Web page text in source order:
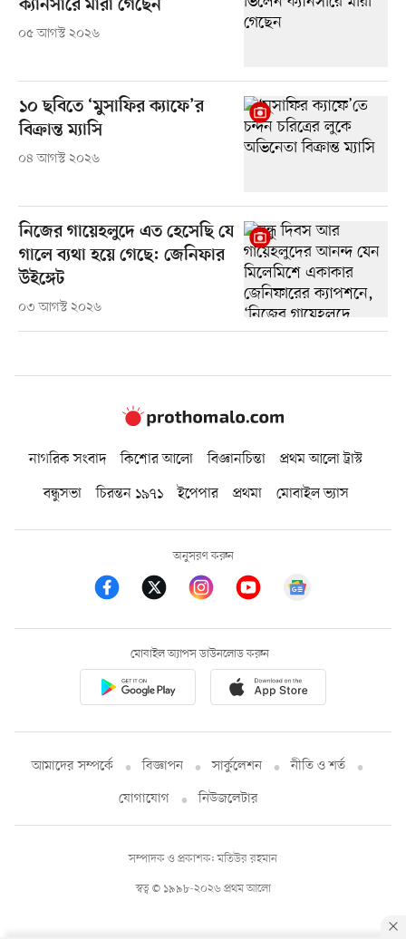
ক্যানসারে মারা গেছেন
০৫ আগস্ট ২০২৬
১০ ছবিতে ‘মুসাফির ক্যাফে’র
বিক্রান্ত ম্যাসি
০৪ আগস্ট ২০২৬
নিজের গায়েহলুদে এত হেসেছি যে
গালে ব্যথা হয়ে গেছে: জেনিফার
উইঙ্গেট
০৩ আগস্ট ২০২৬
নাগরিক সংবাদ কিশোর আলো বিজ্ঞানচিন্তা
প্রথম আলো ট্রাস্ট
বন্ধুসভা
চিরন্তন ১৯৭১ ইপেপার প্রথমা মোবাইল ভ্যাস
অনুসরণ করুন
মোবাইল অ্যাপস ডাউনলোড করুন
আমাদের সম্পর্কে বিজ্ঞাপন সার্কুলেশন
নীতি ও শর্ত
যোগাযোগ
নিউজলেটার
স্বত্ব © ১৯৯৮-২০২৬ প্রথম আলো
সম্পাদক ও প্রকাশক: মতিউর রহমান